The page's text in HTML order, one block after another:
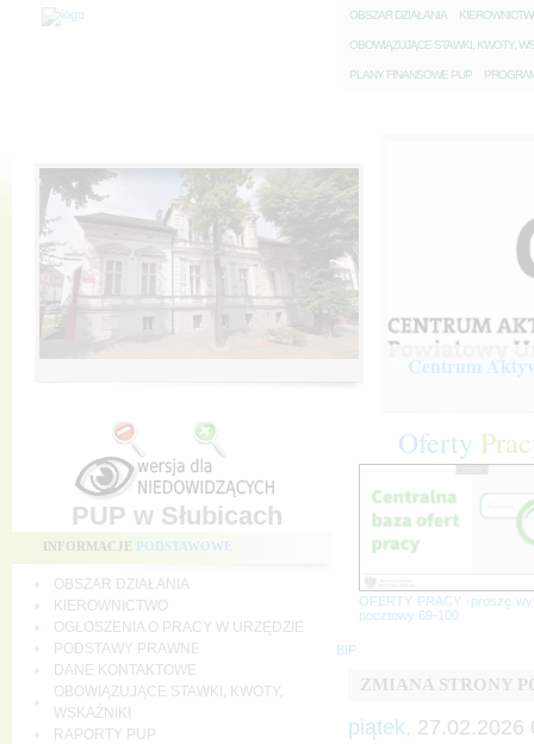
OBSZAR DZIAŁANIA K
OBOWIĄZUJĄCE STAWKI, KWOTY,
PLANY FINANSOWE PUP P
Centrum
PUP w Słubicach
INFORMACJE PODSTAWOWE
OBSZAR DZIAŁANIA
KIEROWNICTWO
OGŁOSZENIA O PRACY W URZĘDZIE
PODSTAWY PRAWNE
DANE KONTAKTOWE
OBOWIĄZUJĄCE STAWKI, KWOTY,
WSKAŹNIKI
RAPORTY PUP
Oferty
OFERTY PRACY -proszę
pocztowy 69-100
BIP
ZMIANA STRONY
piątek, 27.02.2026